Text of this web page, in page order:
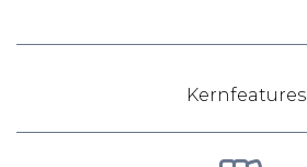
Kernfeatures